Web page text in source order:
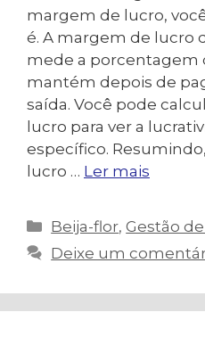
margem de lucro,
é. A margem de lucro
mede a porcentagem
mantém depois de
saída. Você pode
lucro para ver a
específico.
lucro … Ler mais
Categorias
Beija-flor,Gestão
Deixe um